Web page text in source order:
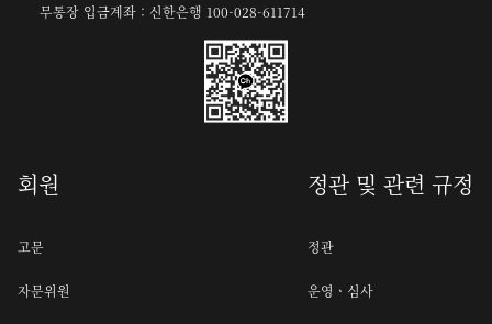
무통장 입금계좌 : 신한은행 100-028-611714
회원
고문
자문위원
정관 및 관련 규정
정관
운영ㆍ심사